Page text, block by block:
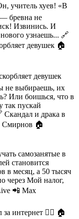
учитель хуев! «В
бревна не
Извинись. И
узнаешь... 🔗
девушек 🏠
девушек
не выбираешь, их
Или боишься, что в
так пускай
Скандал и драка в
Смирнов 🏠
самозанятые в
становится
в месяц, а 50 тысяч
через Мой налог,
📲 Max
интернет 🤦‍♂️ 🏠